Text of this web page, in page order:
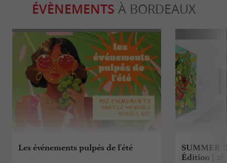
ÉVÈNEMENTS À BORDEAUX
Les événements pulpés de l'été
SUMMER
Édition | 28